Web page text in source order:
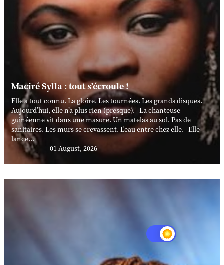
Maciré Sylla : tout s’écroule !
Elle a tout connu. La gloire. Les tournées. Les grands disques.
Aujourd’hui, elle n’a plus rien (presque). La chanteuse
guinéenne vit dans une masure. Un matelas au sol. Pas de
sanitaires. Les murs se crevassent. L'eau entre chez elle. Elle
lance...
01 August, 2026